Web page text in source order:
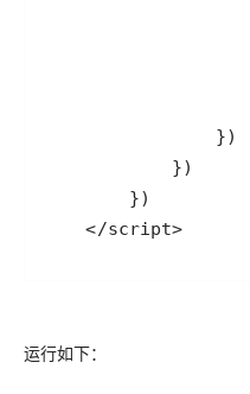
运行如下：